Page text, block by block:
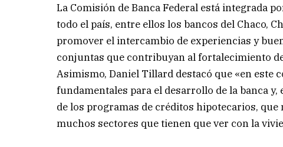
La Comisión de Banca Federal está integrada
todo el país, entre ellos los bancos del Chaco,
promover el intercambio de experiencias y
conjuntas que contribuyan al fortalecimiento
Asimismo, Daniel Tillard destacó que «en este
fundamentales para el desarrollo de la banca
de los programas de créditos hipotecarios,
muchos sectores que tienen que ver con la